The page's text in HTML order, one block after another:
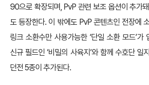
90으로 확장되며, PvP 관련 보조 옵션이 추가
도 등장한다. 이 밖에도 PvP 콘텐츠인 전장에
링크 소환수만 사용가능한 ‘단일 소환 모드’가
신규 필드인 ‘비밀의 사육지’와 함께 수호단 일
던전 5종이 추가된다.